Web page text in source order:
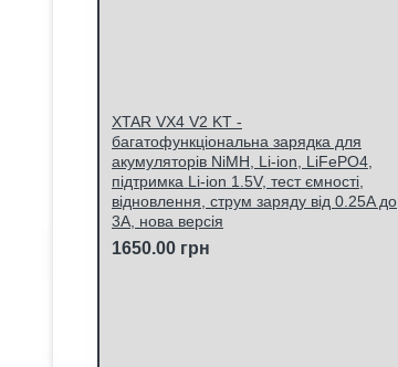
XTAR VX4 V2 KT -
багатофункціональна зарядка для
акумуляторів NiMH, Li-ion, LiFePO4,
підтримка Li-ion 1.5V, тест ємності,
відновлення, струм заряду від 0.25A до
3A, нова версія
1650.00 грн